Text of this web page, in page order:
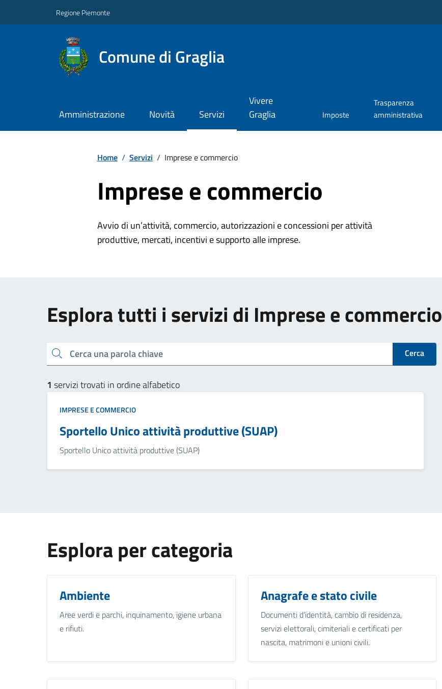
Regione Piemonte
Comune di Graglia
Amministrazione Novità Servizi
Vivere
Graglia
Imposte
Trasparenza
amministrativa
Home / Servizi / Imprese e commercio
Imprese e commercio
Avvio di un’attività, commercio, autorizzazioni e concessioni per attività
produttive, mercati, incentivi e supporto alle imprese.
Esplora tutti i servizi di Imprese e commercio
Cerca una parola chiave Cerca
1 servizi trovati in ordine alfabetico
IMPRESE E COMMERCIO
Sportello Unico attività produttive (SUAP)
Sportello Unico attività produttive (SUAP)
Esplora per categoria
Ambiente
Aree verdi e parchi, inquinamento, igiene urbana
e rifiuti.
Anagrafe e stato civile
Documenti d’identità, cambio di residenza,
servizi elettorali, cimiteriali e certificati per
nascita, matrimoni e unioni civili.